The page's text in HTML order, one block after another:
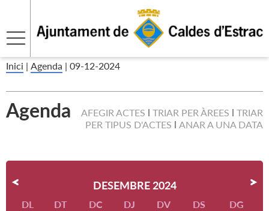
Inici | Agenda | 09-12-2024
Agenda AFEGIR ACTES TRIAR PER ÀREES
TRIAR
PER TIPUS D'ACTES
ANAR A UNA DATA
DESEMBRE 2024
DL DT DC DJ DV DS DG